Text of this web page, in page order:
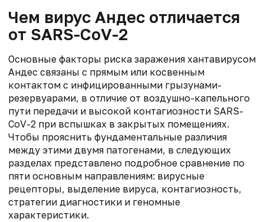
Чем вирус Андес отличается
от SARS-CoV-2
Основные факторы риска заражения хантавирусом
Андес связаны с прямым или косвенным
контактом с инфицированными грызунами-
резервуарами, в отличие от воздушно-капельного
пути передачи и высокой контагиозности SARS-
CoV-2 при вспышках в закрытых помещениях.
Чтобы прояснить фундаментальные различия
между этими двумя патогенами, в следующих
разделах представлено подробное сравнение по
пяти основным направлениям: вирусные
рецепторы, выделение вируса, контагиозность,
стратегии диагностики и геномные
характеристики.